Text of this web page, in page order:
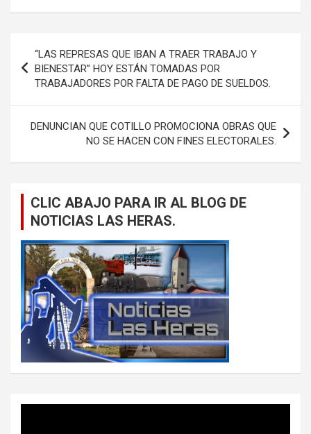
de
entradas
“LAS REPRESAS QUE IBAN A TRAER TRABAJO Y
BIENESTAR” HOY ESTÁN TOMADAS POR
TRABAJADORES POR FALTA DE PAGO DE SUELDOS.
DENUNCIAN QUE COTILLO PROMOCIONA OBRAS QUE
NO SE HACEN CON FINES ELECTORALES.
CLIC ABAJO PARA IR AL BLOG DE
NOTICIAS LAS HERAS.